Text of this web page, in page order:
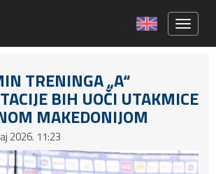
TRENINGA „A“
BIH UOČI UTAKMICE
MAKEDONIJOM
2026. 11:23